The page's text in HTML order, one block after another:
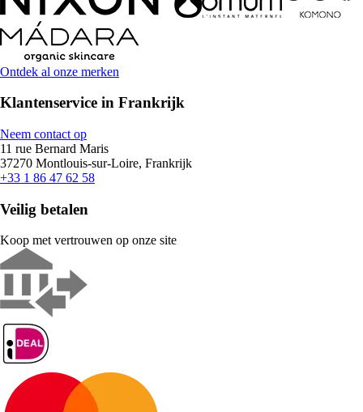
Ontdek al onze merken
Klantenservice in Frankrijk
Neem contact op
11 rue Bernard Maris
37270 Montlouis-sur-Loire, Frankrijk
+33 1 86 47 62 58
Veilig betalen
Koop met vertrouwen op onze site